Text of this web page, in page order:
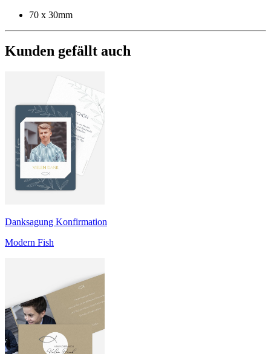
70 x 30mm
Kunden gefällt auch
Danksagung Konfirmation
Modern Fish